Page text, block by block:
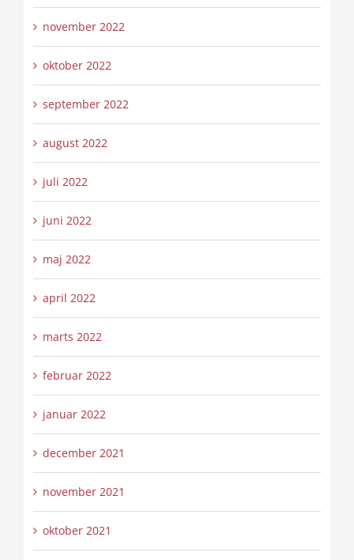
november 2022
oktober 2022
september 2022
august 2022
juli 2022
juni 2022
maj 2022
april 2022
marts 2022
februar 2022
januar 2022
december 2021
november 2021
oktober 2021